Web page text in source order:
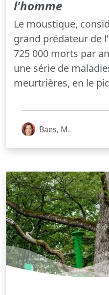
l'homme
Le moustique,
grand prédateur de
725 000 morts par
une série de
meurtrières, en le
Baes, M.